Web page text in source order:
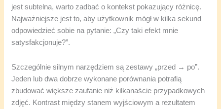
jest subtelna, warto zadbać o kontekst pokazujący różnicę.
Najważniejsze jest to, aby użytkownik mógł w kilka sekund
odpowiedzieć sobie na pytanie: „Czy taki efekt mnie
satysfakcjonuje?”.
Szczególnie silnym narzędziem są zestawy „przed → po”.
Jeden lub dwa dobrze wykonane porównania potrafią
zbudować większe zaufanie niż kilkanaście przypadkowych
zdjęć. Kontrast między stanem wyjściowym a rezultatem